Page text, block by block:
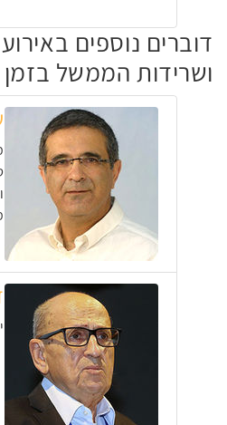
ושרידות הממשל